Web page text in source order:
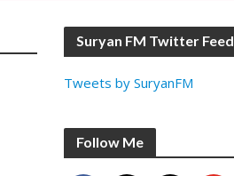
Suryan FM Twitter Feed
Tweets by SuryanFM
Follow Me